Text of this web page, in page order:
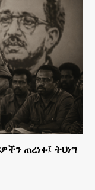
ጠረነፉ፤ ትህነግ